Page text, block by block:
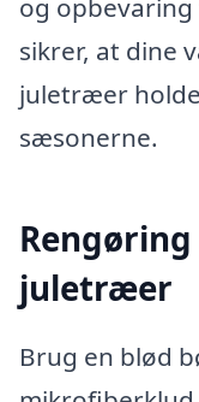
og
sikrer, at dine
juletræer
sæsonerne.
juletræer
Brug en blød